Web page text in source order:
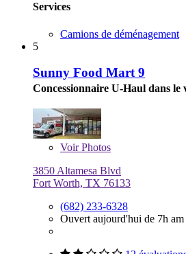
Services
Camions de déménagement
5
Sunny Food Mart 9
Concessionnaire U-Haul dans le
VoirPhotos
3850 Altamesa Blvd
Fort Worth, TX 76133
(682) 233-6328
Ouvert aujourd'hui de 7h